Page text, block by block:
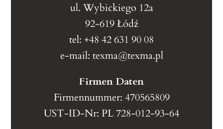
ul. Wybickiego 12a
92-619 Łódź
tel: +48 42 631 90 08
e-mail: texma@texma.pl
Firmen Daten
Firmennummer: 470565809
UST-ID-Nr: PL 728-012-93-64